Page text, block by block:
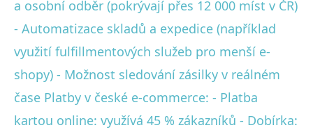
a osobní odběr (pokrývají přes 12 000 míst v ČR)
- Automatizace skladů a expedice (například
využití fulfillmentových služeb pro menší e-
shopy) - Možnost sledování zásilky v reálném
čase Platby v české e-commerce: - Platba
kartou online: využívá 45 % zákazníků - Dobírka: